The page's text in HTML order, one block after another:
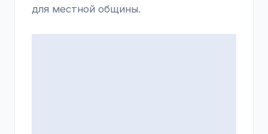
для местной общины.